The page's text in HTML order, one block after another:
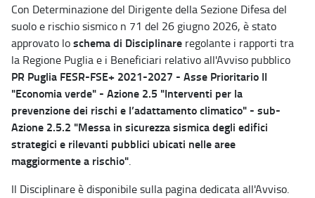
Con Determinazione del Dirigente della Sezione Difesa del
suolo e rischio sismico n 71 del 26 giugno 2026, è stato
approvato loschema di Disciplinare regolante i rapporti tra
la Regione Puglia e i Beneficiari relativo all'Avviso pubblico
PR Puglia FESR-FSE+ 2021-2027 - Asse Prioritario II
"Economia verde" - Azione 2.5 "Interventi per la
prevenzione dei rischi e l’adattamento climatico" - sub-
Azione 2.5.2 "Messa in sicurezza sismica degli edifici
strategici e rilevanti pubblici ubicati nelle aree
maggiormente a rischio".
Il Disciplinare è disponibile sulla pagina dedicata all'Avviso.